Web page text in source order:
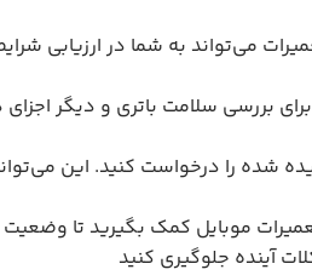
می‌تواند به شما در ارزیابی
شده را درخواست کنید. این
موبایل کمک بگیرید تا
آینده جلوگیری کنید